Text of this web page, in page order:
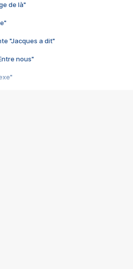
de là"
"Jacques a dit"
nous"